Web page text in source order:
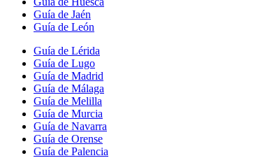
Guía de Jaén
Guía de León
Guía de Lérida
Guía de Lugo
Guía de Madrid
Guía de Málaga
Guía de Melilla
Guía de Murcia
Guía de Navarra
Guía de Orense
Guía de Palencia